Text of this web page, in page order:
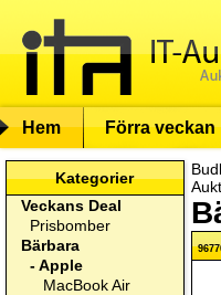
Hem Förra veckan
Kategorier
Veckans Deal
Prisbomber
Bärbara
-Apple
MacBook Air